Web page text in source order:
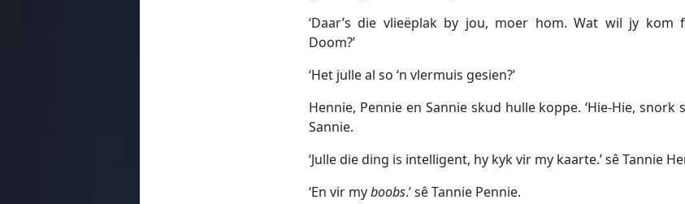
‘Daar’s die vlieëplak by jou, moer hom. Wat wil jy kom
Doom?’
‘Het julle al so ‘n vlermuis gesien?’
Hennie, Pennie en Sannie skud hulle koppe. ‘Hie-Hie, snork
Sannie.
‘Julle die ding is intelligent, hy kyk vir my kaarte.’ sê Tannie
‘En vir myboobs.’ sê Tannie Pennie.